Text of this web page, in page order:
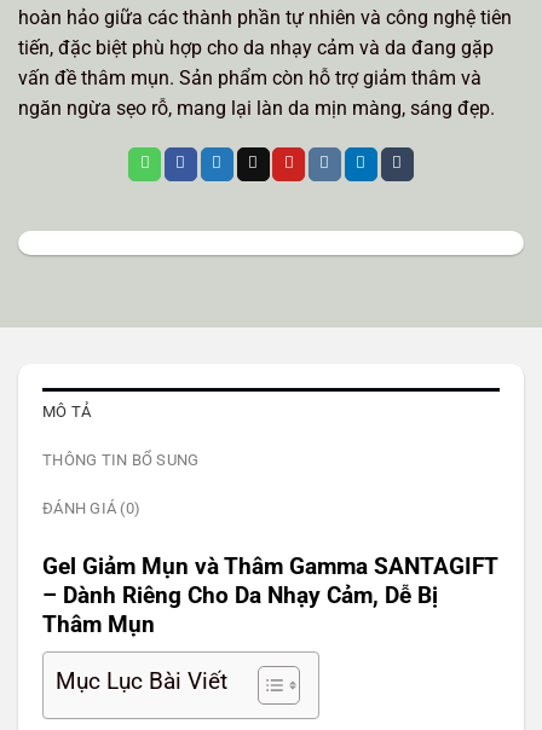
hoàn hảo giữa các thành phần tự nhiên và công nghệ tiên
tiến, đặc biệt phù hợp cho da nhạy cảm và da đang gặp
vấn đề thâm mụn. Sản phẩm còn hỗ trợ giảm thâm và
ngăn ngừa sẹo rỗ, mang lại làn da mịn màng, sáng đẹp.
MÔ TẢ
THÔNG TIN BỔ SUNG
ĐÁNH GIÁ (0)
Gel Giảm Mụn và Thâm Gamma SANTAGIFT
– Dành Riêng Cho Da Nhạy Cảm, Dễ Bị
Thâm Mụn
Mục Lục Bài Viết